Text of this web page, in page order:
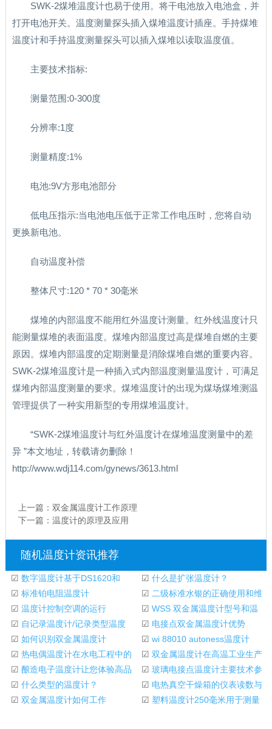
SWK-2煤堆温度计也易于使用。将干电池放入电池盒，并
打开电池开关。温度测量探头插入煤堆温度计插座。手持煤堆
温度计和手持温度测量探头可以插入煤堆以读取温度值。
主要技术指标:
测量范围:0-300度
分辨率:1度
测量精度:1%
电池:9V方形电池部分
低电压指示:当电池电压低于正常工作电压时，您将自动
更换新电池。
自动温度补偿
整体尺寸:120 * 70 * 30毫米
煤堆的内部温度不能用红外温度计测量。红外线温度计只
能测量煤堆的表面温度。煤堆内部温度过高是煤堆自燃的主要
原因。煤堆内部温度的定期测量是消除煤堆自燃的重要内容。
SWK-2煤堆温度计是一种插入式内部温度测量温度计，可满足
煤堆内部温度测量的要求。煤堆温度计的出现为煤场煤堆测温
管理提供了一种实用新型的专用煤堆温度计。
“SWK-2煤堆温度计与红外温度计在煤堆温度测量中的差
异 ”本文地址，转载请勿删除！
http://www.wdj114.com/gynews/3613.html
上一篇： 双金属温度计工作原理
下一篇： 温度计的原理及应用
随机温度计资讯推荐
☑ 数字温度计基于DS1620和
AT89C2051
☑ 什么是扩张温度计？
☑ 标准铂电阻温度计 ☑ 二级标准水银的正确使用和维
护温度计
☑ 温度计控制空调的运行 ☑ WSS 双金属温度计型号和温
度测量范围
☑ 自记录温度计/记录类型温度
计XE66-13025
☑ 电接点双金属温度计优势
☑ 如何识别双金属温度计 ☑ wi 88010 autoness温度计
☑ 热电偶温度计在水电工程中的
应用
☑ 双金属温度计在高温工业生产
中的应用
☑ 酿造电子温度计让您体验高品
质的生活助手
☑ 玻璃电接点温度计主要技术参
数
☑ 什么类型的温度计？ ☑ 电热真空干燥箱的仪表读数与
真空室中的玻璃
☑ 双金属温度计如何工作 ☑ 塑料温度计250毫米用于测量